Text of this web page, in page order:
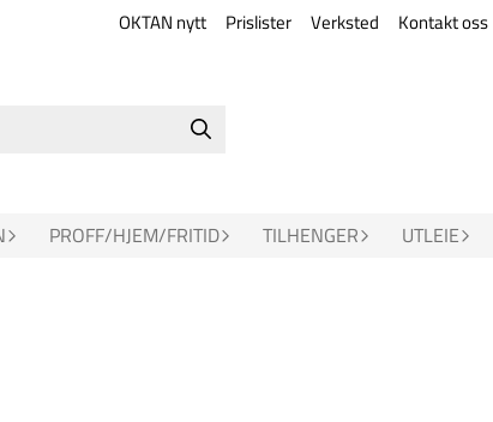
OKTAN nytt Prislister Verksted Kontakt oss
PROFF/HJEM/FRITID TILHENGER UTLEIE